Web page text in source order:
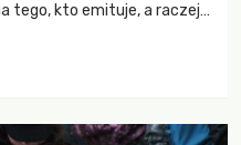
tego, kto emituje, a raczej